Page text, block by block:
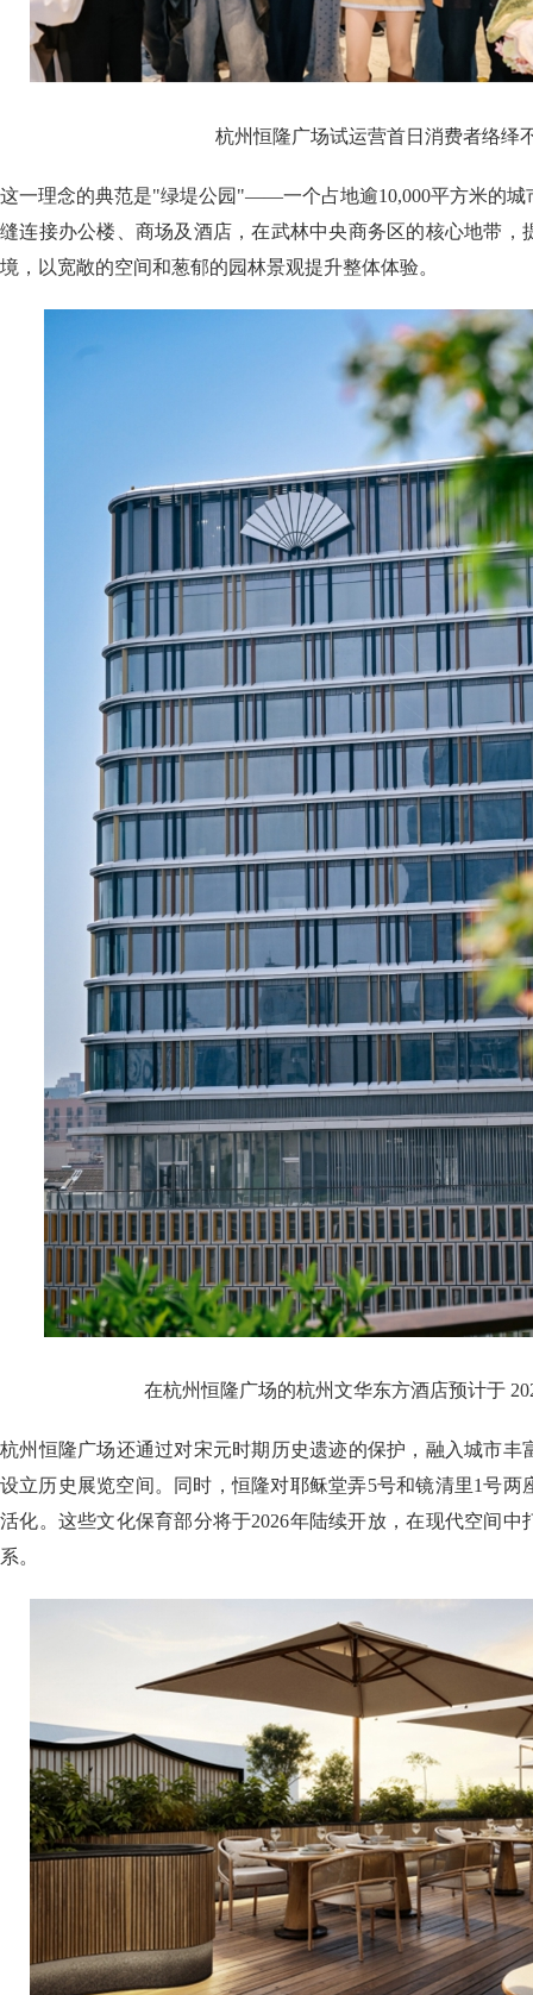
杭州恒隆广场试运营首日消费者络绎
这一理念的典范是"绿堤公园"——一个占地逾10,000平方米的城
缝连接办公楼、商场及酒店，在武林中央商务区的核心地带，
境，以宽敞的空间和葱郁的园林景观提升整体体验。
在杭州恒隆广场的杭州文华东方酒店预计于
杭州恒隆广场还通过对宋元时期历史遗迹的保护，融入城市丰
设立历史展览空间。同时，恒隆对耶稣堂弄5号和镜清里1号两
活化。这些文化保育部分将于2026年陆续开放，在现代空间中
系。